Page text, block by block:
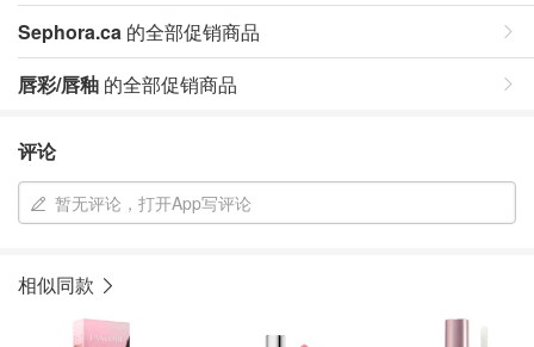
Sephora.ca 的全部促销商品
唇彩/唇釉 的全部促销商品
评论
暂无评论，打开App写评论
相似同款